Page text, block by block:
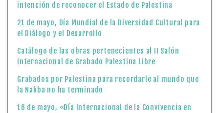
intención de reconocer el Estado de Palestina
21 de mayo, Día Mundial de la Diversidad Cultural para
el Diálogo y el Desarrollo
Catálogo de las obras pertenecientes al II Salón
Internacional de Grabado Palestina Libre
Grabados por Palestina para recordarle al mundo que
la Nakba no ha terminado
16 de mayo, «Día Internacional de la Convivencia en